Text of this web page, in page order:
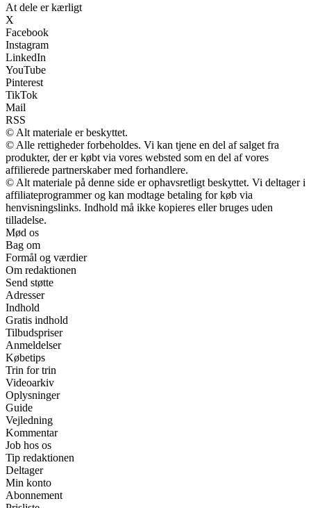
At dele er kærligt
X
Facebook
Instagram
LinkedIn
YouTube
Pinterest
TikTok
Mail
RSS
© Alt materiale er beskyttet.
© Alle rettigheder forbeholdes. Vi kan tjene en del af salget fra
produkter, der er købt via vores websted som en del af vores
affilierede partnerskaber med forhandlere.
© Alt materiale på denne side er ophavsretligt beskyttet. Vi deltager i
affiliateprogrammer og kan modtage betaling for køb via
henvisningslinks. Indhold må ikke kopieres eller bruges uden
tilladelse.
Mød os
Bag om
Formål og værdier
Om redaktionen
Send støtte
Adresser
Indhold
Gratis indhold
Tilbudspriser
Anmeldelser
Købetips
Trin for trin
Videoarkiv
Oplysninger
Guide
Vejledning
Kommentar
Job hos os
Tip redaktionen
Deltager
Min konto
Abonnement